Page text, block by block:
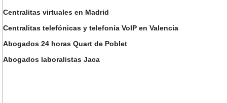
Centralitas virtuales en Madrid
Centralitas telefónicas y telefonía VoIP en Valencia
Abogados 24 horas Quart de Poblet
Abogados laboralistas Jaca